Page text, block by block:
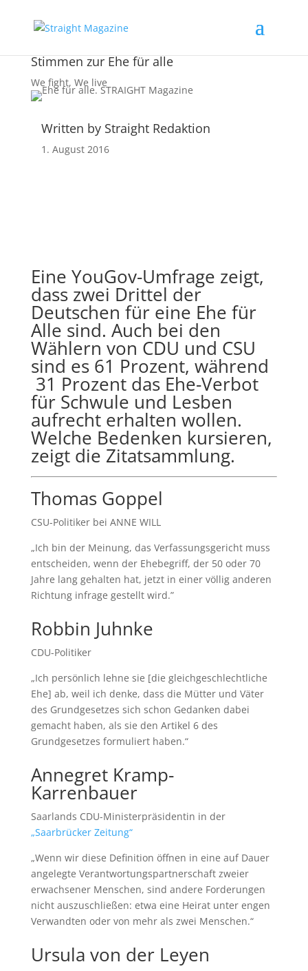
Stimmen zur Ehe für alle
We fight, We live
Written by Straight Redaktion
1. August 2016
Eine YouGov-Umfrage zeigt,
dass zwei Drittel der
Deutschen für eine Ehe für
Alle sind. Auch bei den
Wählern von CDU und CSU
sind es 61 Prozent, während
31 Prozent das Ehe-Verbot
für Schwule und Lesben
aufrecht erhalten wollen.
Welche Bedenken kursieren,
zeigt die Zitatsammlung.
Thomas Goppel
CSU-Politiker bei ANNE WILL
„Ich bin der Meinung, das Verfassungsgericht muss
entscheiden, wenn der Ehebegriff, der 50 oder 70
Jahre lang gehalten hat, jetzt in einer völlig anderen
Richtung infrage gestellt wird.”
Robbin Juhnke
CDU-Politiker
„Ich persönlich lehne sie [die gleichgeschlechtliche
Ehe] ab, weil ich denke, dass die Mütter und Väter
des Grundgesetzes sich schon Gedanken dabei
gemacht haben, als sie den Artikel 6 des
Grundgesetzes formuliert haben.“
Annegret Kramp-
Karrenbauer
Saarlands CDU-Ministerpräsidentin in der
„Saarbrücker Zeitung“
„Wenn wir diese Definition öffnen in eine auf Dauer
angelegte Verantwortungspartnerschaft zweier
erwachsener Menschen, sind andere Forderungen
nicht auszuschließen: etwa eine Heirat unter engen
Verwandten oder von mehr als zwei Menschen.“
Ursula von der Leyen